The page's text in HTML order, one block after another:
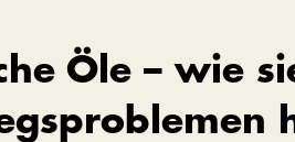
Öle – wie